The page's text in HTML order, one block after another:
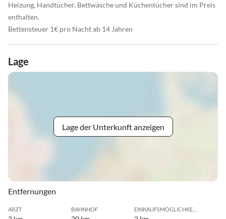
Heizung, Handtücher, Bettwäsche und Küchentücher sind im Preis
enthalten.
Bettensteuer 1€ pro Nacht ab 14 Jahren
Lage
Lage der Unterkunft anzeigen
Entfernungen
ARZT BAHNHOF EINKAUFSMÖGLICHKEIT